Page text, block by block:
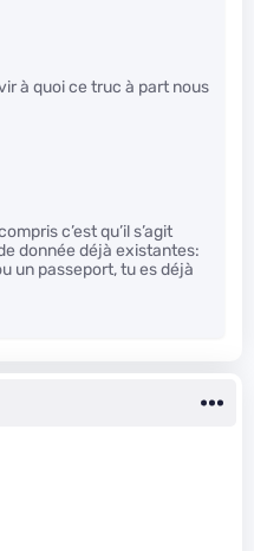
à quoi ce truc à part nous
c’est qu’il s’agit
donnée déjà existantes:
un passeport, tu es déjà